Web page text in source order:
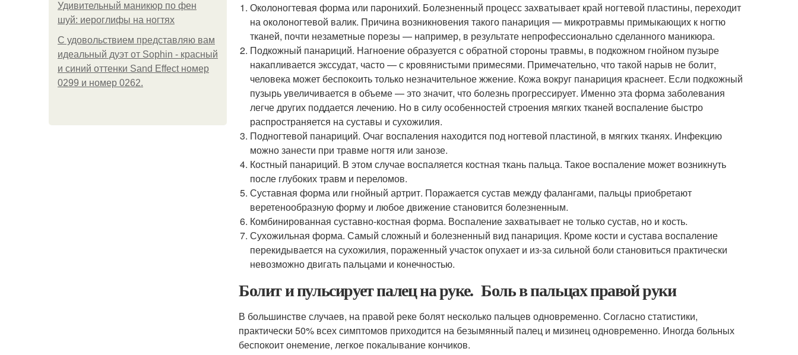
Удивительный маникюр по фен
шуй: иероглифы на ногтях
С удовольствием представляю вам
идеальный дуэт от Sophin - красный
и синий оттенки Sand Effect номер
0299 и номер 0262.
Околоногтевая форма или паронихий. Болезненный процесс захватывает край ногтевой пластины, переходит
на околоногтевой валик. Причина возникновения такого панариция — микротравмы примыкающих к ногтю
тканей, почти незаметные порезы — например, в результате непрофессионально сделанного маникюра.
Подкожный панариций. Нагноение образуется с обратной стороны травмы, в подкожном гнойном пузыре
накапливается экссудат, часто — с кровянистыми примесями. Примечательно, что такой нарыв не болит,
человека может беспокоить только незначительное жжение. Кожа вокруг панариция краснеет. Если подкожный
пузырь увеличивается в объеме — это значит, что болезнь прогрессирует. Именно эта форма заболевания
легче других поддается лечению. Но в силу особенностей строения мягких тканей воспаление быстро
распространяется на суставы и сухожилия.
Подногтевой панариций. Очаг воспаления находится под ногтевой пластиной, в мягких тканях. Инфекцию
можно занести при травме ногтя или занозе.
Костный панариций. В этом случае воспаляется костная ткань пальца. Такое воспаление может возникнуть
после глубоких травм и переломов.
Суставная форма или гнойный артрит. Поражается сустав между фалангами, пальцы приобретают
веретенообразную форму и любое движение становится болезненным.
Комбинированная суставно-костная форма. Воспаление захватывает не только сустав, но и кость.
Сухожильная форма. Самый сложный и болезненный вид панариция. Кроме кости и сустава воспаление
перекидывается на сухожилия, пораженный участок опухает и из-за сильной боли становиться практически
невозможно двигать пальцами и конечностью.
Болит и пульсирует палец на руке. Боль в пальцах правой руки
В большинстве случаев, на правой реке болят несколько пальцев одновременно. Согласно статистики,
практически 50% всех симптомов приходится на безымянный палец и мизинец одновременно. Иногда больных
беспокоит онемение, легкое покалывание кончиков.